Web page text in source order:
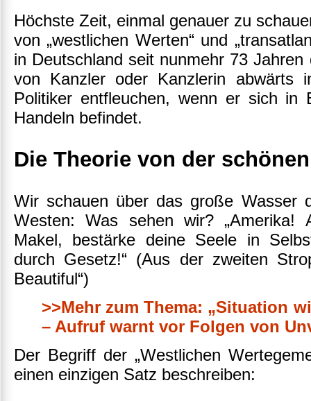
Höchste Zeit, einmal genauer zu
von „westlichen Werten“ und
in Deutschland seit nunmehr 73
von Kanzler oder Kanzlerin abwärts
Politiker entfleuchen, wenn er sich in
Handeln befindet.
Die Theorie von der
Wir schauen über das große Wasser
Westen: Was sehen wir? „Amerika!
Makel, bestärke deine Seele in
durch Gesetz!“ (Aus der zweiten
Beautiful“)
>>Mehr zum Thema: „Situation
– Aufruf warnt vor Folgen von
Der Begriff der „Westlichen
einen einzigen Satz beschreiben: